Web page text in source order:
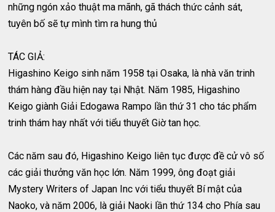
những ngón xảo thuật ma mãnh, gã thách thức cảnh sát,
tuyên bố sẽ tự mình tìm ra hung thủ
TÁC GIẢ:
Higashino Keigo sinh năm 1958 tại Osaka, là nhà văn trinh
thám hàng đầu hiện nay tại Nhật. Năm 1985, Higashino
Keigo giành Giải Edogawa Rampo lần thứ 31 cho tác phẩm
trinh thám hay nhất với tiểu thuyết Giờ tan học.
Các năm sau đó, Higashino Keigo liên tục được đề cử vô số
các giải thưởng văn học lớn. Năm 1999, ông đoạt giải
Mystery Writers of Japan Inc với tiểu thuyết Bí mật của
Naoko, và năm 2006, là giải Naoki lần thứ 134 cho Phía sau